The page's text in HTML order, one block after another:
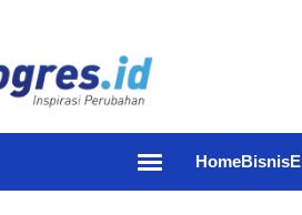
HomeBisnis